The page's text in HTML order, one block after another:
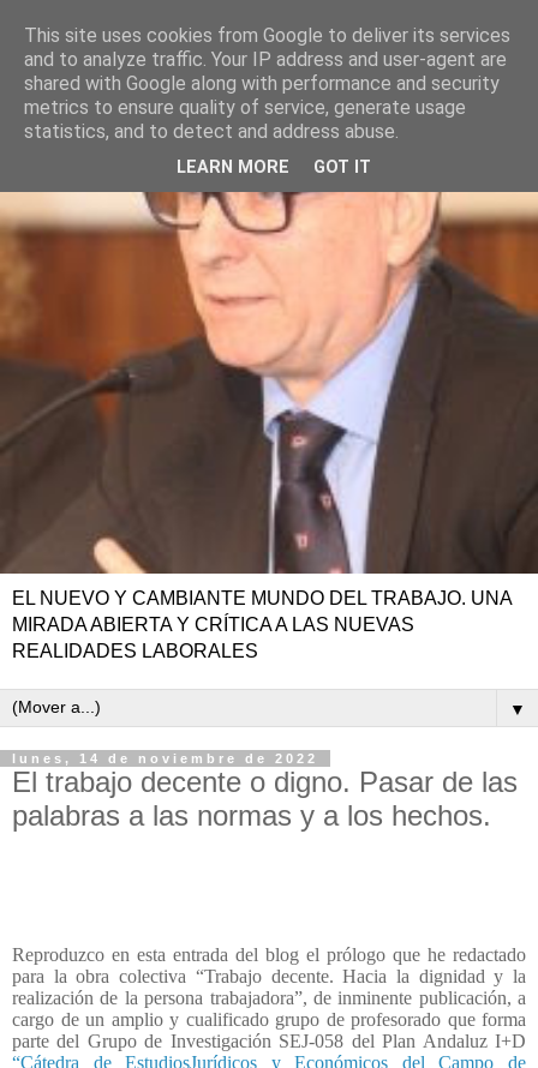
EL NUEVO Y CAMBIANTE MUNDO DEL TRABAJO. UNA
MIRADA ABIERTA Y CRÍTICA A LAS NUEVAS
REALIDADES LABORALES
▼
lunes, 14 de noviembre de 2022
El trabajo decente o digno. Pasar de las
palabras a las normas y a los hechos.
Reproduzco en esta entrada del blog el prólogo que he redactado
para la obra colectiva “Trabajo decente. Hacia la dignidad y la
realización de la persona trabajadora”, de inminente publicación, a
cargo de un amplio y cualificado grupo de profesorado que forma
parte del Grupo de Investigación SEJ-058 del Plan Andaluz I+D
“Cátedra de EstudiosJurídicos y Económicos del Campo de
This site uses cookies from Google to deliver its services
and to analyze traffic. Your IP address and user-agent are
shared with Google along with performance and security
metrics to ensure quality of service, generate usage
statistics, and to detect and address abuse.
LEARN MORE GOT IT